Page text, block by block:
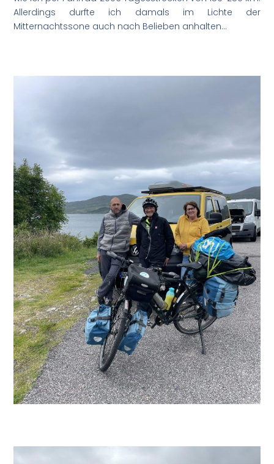
Allerdings durfte ich damals im Lichte der
Mitternachtssone auch nach Belieben anhalten…